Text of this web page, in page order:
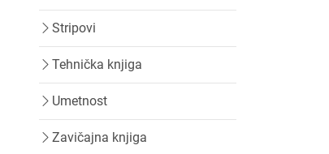
Stripovi
Tehnička knjiga
Umetnost
Zavičajna knjiga